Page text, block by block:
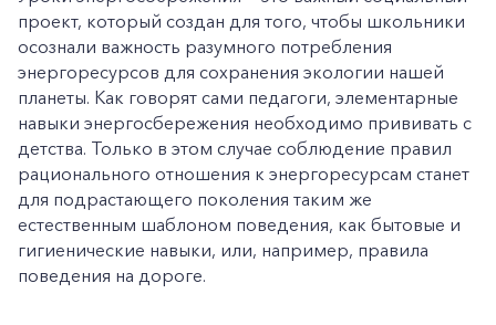
+7-800-700-24-57
Частным клиентам
Корпоративным клиентам
проект, который создан для того, чтобы школьники
осознали важность разумного потребления
энергоресурсов для сохранения экологии нашей
планеты. Как говорят сами педагоги, элементарные
навыки энергосбережения необходимо прививать с
детства. Только в этом случае соблюдение правил
рационального отношения к энергоресурсам станет
для подрастающего поколения таким же
естественным шаблоном поведения, как бытовые и
гигиенические навыки, или, например, правила
поведения на дороге.